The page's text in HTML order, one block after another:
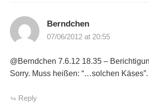
Berndchen
07/06/2012 at 20:55
@Berndchen 7.6.12 18.35 –
Sorry. Muss heißen: “…solchen Käses”.
Reply